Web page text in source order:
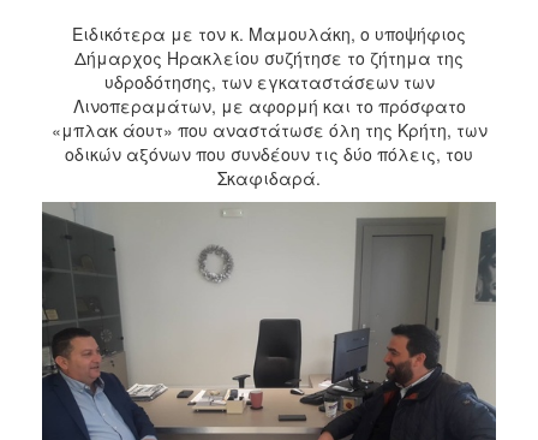
Ειδικότερα με τον κ. Μαμουλάκη, ο υποψήφιος
Δήμαρχος Ηρακλείου συζήτησε το ζήτημα της
υδροδότησης, των εγκαταστάσεων των
Λινοπεραμάτων, με αφορμή και το πρόσφατο
«μπλακ άουτ» που αναστάτωσε όλη της Κρήτη, των
οδικών αξόνων που συνδέουν τις δύο πόλεις, του
Σκαφιδαρά.